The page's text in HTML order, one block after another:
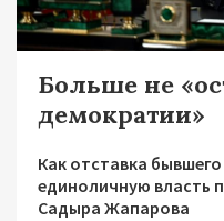
Больше не
демократии»
Как отставка
единоличную власть
Садыра Жапарова